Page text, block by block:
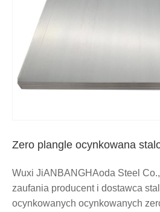
Zero plangle ocynkowana
Wuxi JiANBANGHAoda Steel
zaufania producent i dostawca
ocynkowanych ocynkowanych